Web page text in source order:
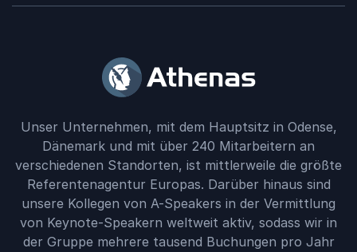
Unser Unternehmen, mit dem Hauptsitz in Odense,
Dänemark und mit über 240 Mitarbeitern an
verschiedenen Standorten, ist mittlerweile die größte
Referentenagentur Europas. Darüber hinaus sind
unsere Kollegen von A-Speakers in der Vermittlung
von Keynote-Speakern weltweit aktiv, sodass wir in
der Gruppe mehrere tausend Buchungen pro Jahr